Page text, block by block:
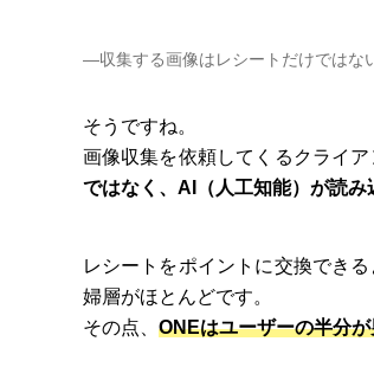
―収集する画像はレシートだけではな
そうですね。
画像収集を依頼してくるクライ
ではなく、AI（人工知能）が読み
レシートをポイントに交換でき
婦層がほとんどです。
その点、 ONEはユーザーの半分が